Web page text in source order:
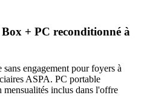
+ PC reconditionné à
engagement pour foyers à
ASPA. PC portable
inclus dans l'offre